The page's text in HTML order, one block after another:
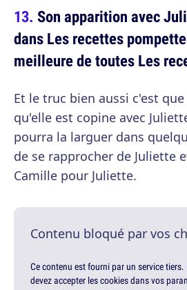
Son apparition avec
dans Les recettes
meilleure de toutes Les
Et le truc bien aussi c'est
qu'elle est copine avec
pourra la larguer dans
de se rapprocher de Juliette
Camille pour Juliette.
Contenu bloqué par vos
Ce contenu est fourni par un service
devez accepter les cookies dans vos